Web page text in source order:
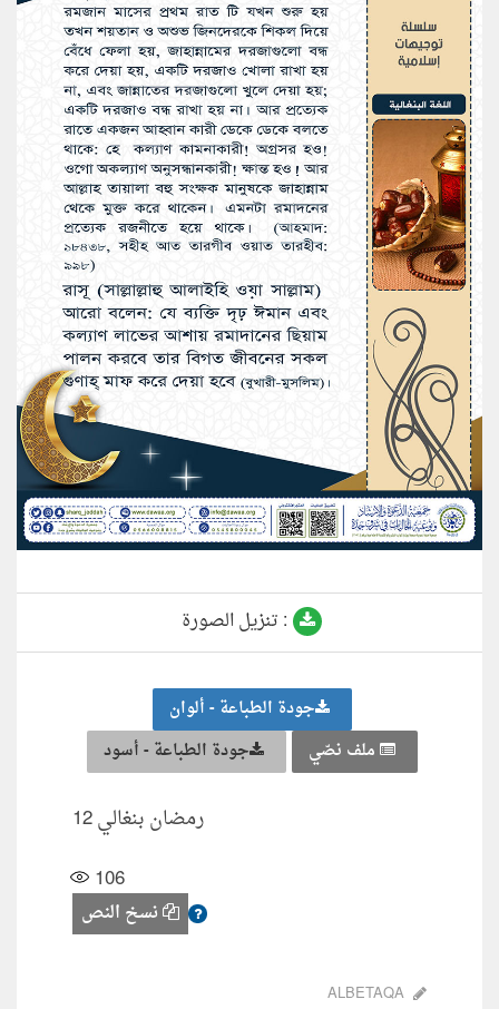
تنزيل الصورة :
جودة الطباعة - ألوان
جودة الطباعة - أسود
رمضان بنغالي 12
106
نسخ النص
ALBETAQA